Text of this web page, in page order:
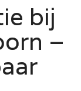
bij
–